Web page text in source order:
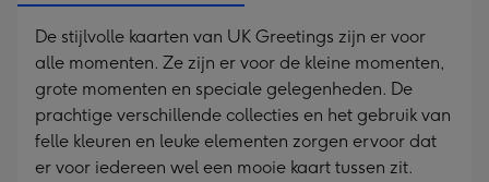
De stijlvolle kaarten van UK Greetings zijn er voor
alle momenten. Ze zijn er voor de kleine momenten,
grote momenten en speciale gelegenheden. De
prachtige verschillende collecties en het gebruik van
felle kleuren en leuke elementen zorgen ervoor dat
er voor iedereen wel een mooie kaart tussen zit.